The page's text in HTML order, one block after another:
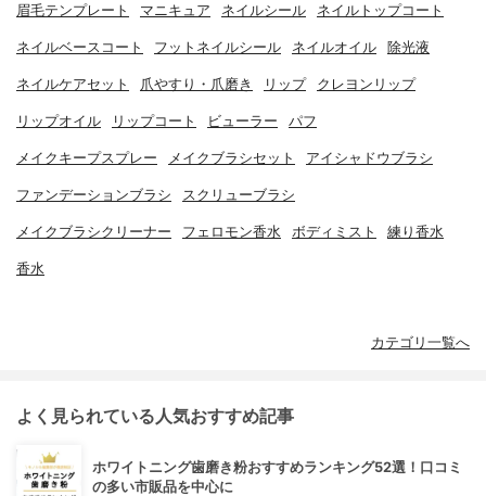
眉毛テンプレート マニキュア ネイルシール ネイルトップコート
ネイルベースコート フットネイルシール ネイルオイル 除光液
ネイルケアセット 爪やすり・爪磨き リップ クレヨンリップ
リップオイル リップコート ビューラー パフ
メイクキープスプレー メイクブラシセット アイシャドウブラシ
ファンデーションブラシ スクリューブラシ
メイクブラシクリーナー フェロモン香水 ボディミスト 練り香水
香水
カテゴリ一覧へ
よく見られている人気おすすめ記事
ホワイトニング歯磨き粉おすすめランキング52選！口コミ
の多い市販品を中心に